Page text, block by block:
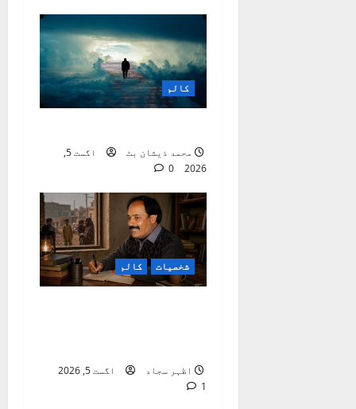
i
o
n کالم
محمد ذیشان بٹ
اگست 5,
2026
0
شخصیات کالم
اظہر سجاد
اگست 5, 2026
1